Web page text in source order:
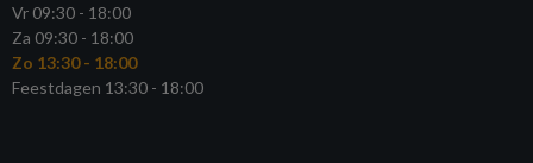
Vr 09:30 - 18:00
Za 09:30 - 18:00
Zo 13:30 - 18:00
Feestdagen 13:30 - 18:00